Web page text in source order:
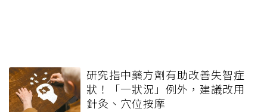
研究指中藥方劑有助改善失智症
狀！「一狀況」例外，建議改用
針灸、穴位按摩